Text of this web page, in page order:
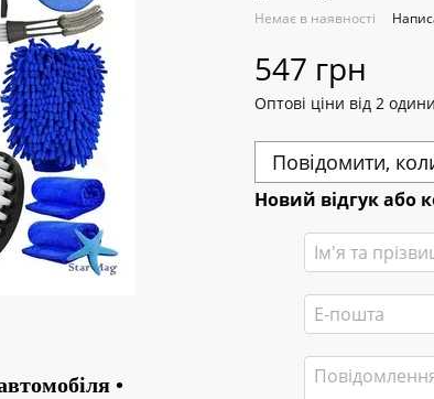
•
Немає в наявності
547 грн
Оптові ціни від 2
Повідомити,
Новий відгук або